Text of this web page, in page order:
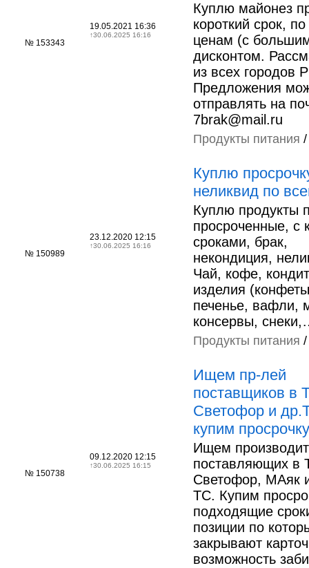
№ 153343
19.05.2021 16:36
↑30.06.2025 16:16
Куплю майонез
короткий срок,
ценам (с
дисконтом.
из всех городов
Предложения
отправлять на
7brak@mail.ru
Продукты питания
№ 150989
23.12.2020 12:15
↑30.06.2025 16:16
Куплю
неликвид по
Куплю продукты
просроченные, с
сроками, брак,
некондиция,
Чай, кофе,
изделия
печенье, вафли,
консервы,
Продукты питания
№ 150738
09.12.2020 12:15
↑30.06.2025 16:15
Ищем пр-лей
поставщиков в
Светофор и
купим
Ищем
поставляющих в
Светофор, МАяк
ТС. Купим
подходящие
позиции по
закрывают
возможность